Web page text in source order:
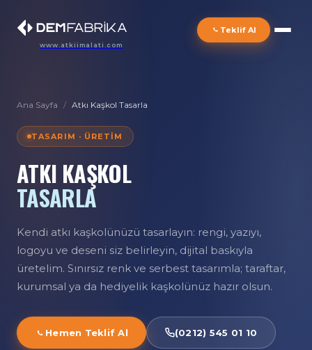
www.atkiimalati.com
Teklif Al
Ana Sayfa / Atkı Kaşkol Tasarla
TASARIM · ÜRETIM
ATKI KAŞKOL
TASARLA
Kendi atkı kaşkolünüzü tasarlayın: rengi, yazıyı,
logoyu ve deseni siz belirleyin, dijital baskıyla
üretelim. Sınırsız renk ve serbest tasarımla; taraftar,
kurumsal ya da hediyelik kaşkolünüz hazır olsun.
Hemen Teklif Al (0212) 545 01 10